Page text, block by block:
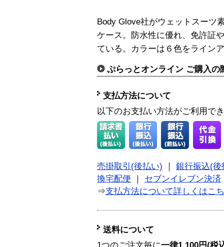
Body Glove社がウェットスーツ
ケース。防水性に優れ、免許証
ている。カラーは６色をライン
ぷらっとオンライン ご購入の
支払方法について
以下のお支払い方法がご利用で
売掛取引(後払い)
銀行振込(後
換宅配便
セブンイレブン決済
⇒支払方法について詳しくはこ
送料について